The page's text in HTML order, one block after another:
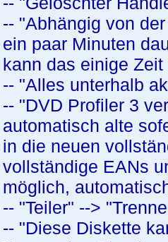
-- "Abhängig von
ein paar Minuten
kann das einige Zeit
-- "Alles unterhalb
-- "DVD Profiler 3
automatisch alte
in die neuen
vollständige EANs
möglich,
-- "Teiler" -->
-- "Diese Diskette